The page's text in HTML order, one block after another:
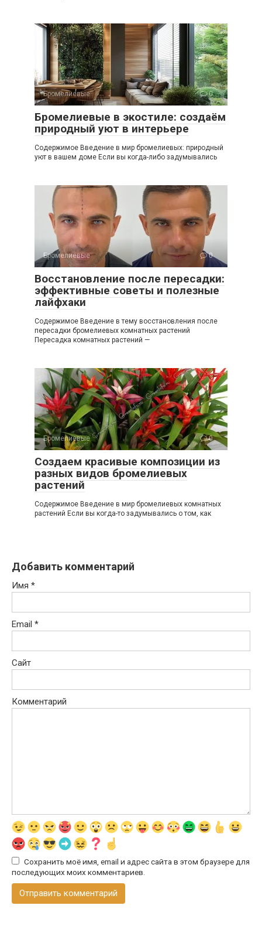
Бромелиевые 0
Бромелиевые в экостиле: создаём
природный уют в интерьере
Содержимое Введение в мир бромелиевых: природный
уют в вашем доме Если вы когда-либо задумывались
Бромелиевые 0
Восстановление после пересадки:
эффективные советы и полезные
лайфхаки
Содержимое Введение в тему восстановления после
пересадки бромелиевых комнатных растений
Пересадка комнатных растений —
Бромелиевые 0
Создаем красивые композиции из
разных видов бромелиевых
растений
Содержимое Введение в мир бромелиевых комнатных
растений Если вы когда-то задумывались о том, как
Добавить комментарий
Имя *
Email *
Сайт
Комментарий
Сохранить моё имя, email и адрес сайта в этом браузере для
последующих моих комментариев.